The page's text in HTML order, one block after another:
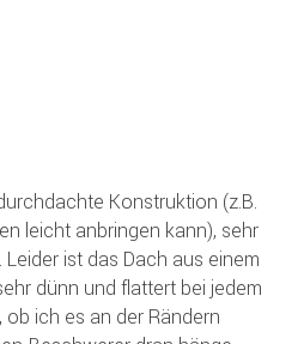
Konstruktion (z.B.
leicht anbringen kann), sehr
ist das Dach aus einem
dünn und flattert bei jedem
ich es an der Rändern